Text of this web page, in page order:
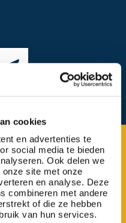
cookies
en advertenties te
social media te bieden
Ook delen we
site met onze
en analyse. Deze
combineren met andere
of die ze hebben
van hun services.
blijven
worden van de
dan aan voor onze